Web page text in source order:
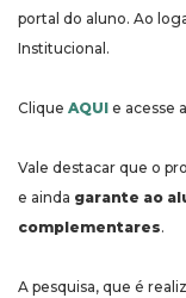
portal do aluno. Ao
Institucional.
Clique AQUI e acesse a
Vale destacar que o
e ainda garante ao
complementares.
A pesquisa, que é